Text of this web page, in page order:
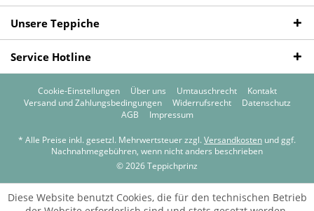
Unsere Teppiche
Service Hotline
Cookie-Einstellungen Über uns Umtauschrecht
Kontakt
Versand und Zahlungsbedingungen
Widerrufsrecht
Datenschutz
AGB
Impressum
* Alle Preise inkl. gesetzl. Mehrwertsteuer zzgl. Versandkosten und ggf.
Nachnahmegebühren, wenn nicht anders beschrieben
© 2026 Teppichprinz
Diese Website benutzt Cookies, die für den technischen Betrieb